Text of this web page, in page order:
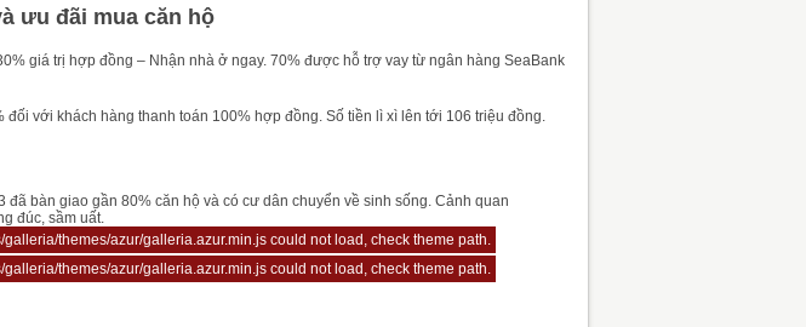
ưu đãi mua căn hộ
giá trị hợp đồng – Nhận nhà ở ngay. 70% được hỗ trợ vay từ ngân hàng SeaBank
đối với khách hàng thanh toán 100% hợp đồng. Số tiền lì xì lên tới 106 triệu đồng.
đã bàn giao gần 80% căn hộ và có cư dân chuyển về sinh sống. Cảnh quan
đúc, sầm uất.
themes/azur/galleria.azur.min.js could not load, check theme path.
themes/azur/galleria.azur.min.js could not load, check theme path.